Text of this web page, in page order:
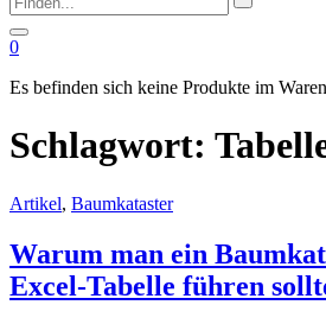
0
Es befinden sich keine Produkte im
Schlagwort:
Artikel, Baumkataster
Warum man ein
Excel-Tabelle führen